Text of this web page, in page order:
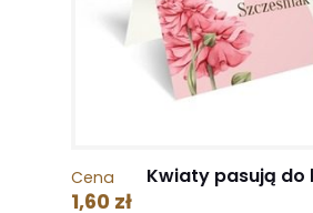
Cena
1,60 zł
Kwiaty pasują do